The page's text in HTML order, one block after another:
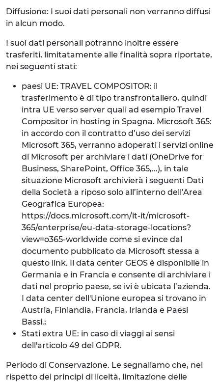
Diffusione: I suoi dati personali non verranno diffusi
in alcun modo.
I suoi dati personali potranno inoltre essere
trasferiti, limitatamente alle finalità sopra riportate,
nei seguenti stati:
paesi UE: TRAVEL COMPOSITOR: il
trasferimento è di tipo transfrontaliero, quindi
intra UE verso server quali ad esempio Travel
Compositor in hosting in Spagna. Microsoft 365:
in accordo con il contratto d’uso dei servizi
Microsoft 365, verranno adoperati i servizi online
di Microsoft per archiviare i dati (OneDrive for
Business, SharePoint, Office 365,...), in tale
situazione Microsoft archivierà i seguenti Dati
della Società a riposo solo all’interno dell’Area
Geografica Europea:
https://docs.microsoft.com/it-it/microsoft-
365/enterprise/eu-data-storage-locations?
view=o365-worldwide come si evince dal
documento pubblicato da Microsoft stessa a
questo link. Il data center GEOS è disponibile in
Germania e in Francia e consente di archiviare i
dati nel proprio paese, se ivi è ubicata l’azienda.
I data center dell'Unione europea si trovano in
Austria, Finlandia, Francia, Irlanda e Paesi
Bassi.;
Stati extra UE: in caso di viaggi ai sensi
dell'articolo 49 del GDPR.
Periodo di Conservazione. Le segnaliamo che, nel
rispetto dei principi di liceità, limitazione delle